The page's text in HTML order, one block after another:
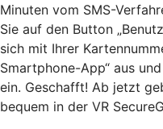
Minuten vom SMS-
Sie auf den Button
sich mit Ihrer
Smartphone-App“ aus
ein. Geschafft! Ab jetzt
bequem in der VR